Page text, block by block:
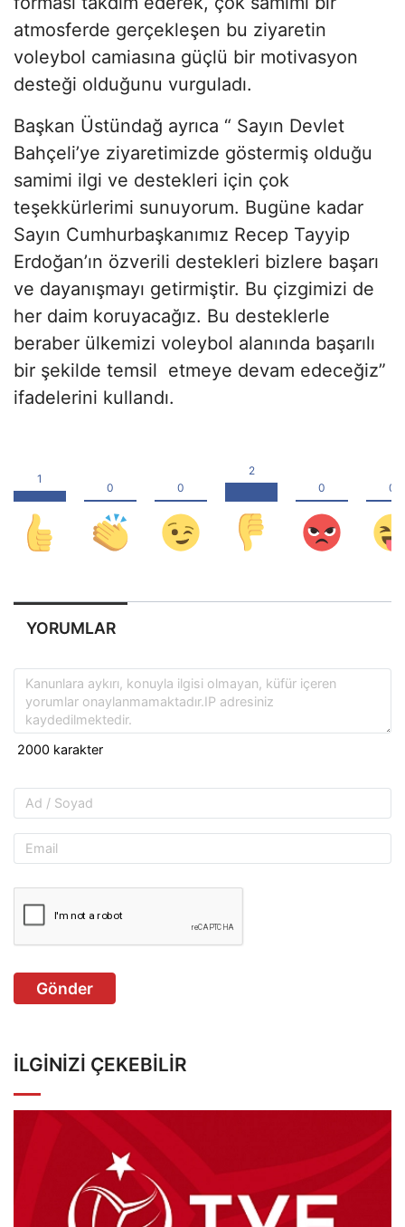
atmosferde gerçekleşen bu ziyaretin
voleybol camiasına güçlü bir motivasyon
desteği olduğunu vurguladı.
Başkan Üstündağ ayrıca “ Sayın Devlet
Bahçeli’ye ziyaretimizde göstermiş olduğu
samimi ilgi ve destekleri için çok
teşekkürlerimi sunuyorum. Bugüne kadar
Sayın Cumhurbaşkanımız Recep Tayyip
Erdoğan’ın özverili destekleri bizlere başarı
ve dayanışmayı getirmiştir. Bu çizgimizi de
her daim koruyacağız. Bu desteklerle
beraber ülkemizi voleybol alanında başarılı
bir şekilde temsil etmeye devam edeceğiz”
ifadelerini kullandı.
YORUMLAR
Gönder
İLGINIZI ÇEKEBILIR